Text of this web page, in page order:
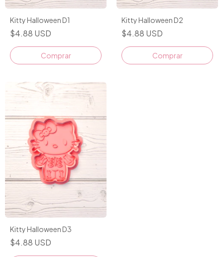
Kitty Halloween D1
$4.88 USD
Comprar
Kitty Halloween D2
$4.88 USD
Comprar
Kitty Halloween D3
$4.88 USD